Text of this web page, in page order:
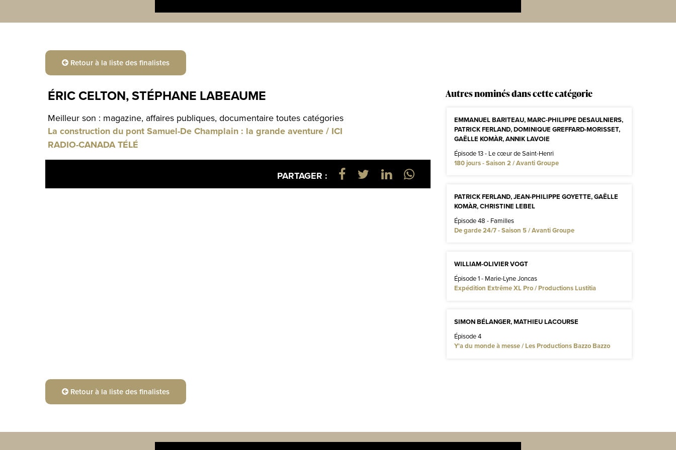
Retour à la liste des finalistes
ÉRIC CELTON, STÉPHANE LABEAUME
Meilleur son : magazine, affaires publiques, documentaire toutes catégories
La construction du pont Samuel-De Champlain : la grande aventure / ICI
RADIO-CANADA TÉLÉ
PARTAGER :
Autres nominés dans cette catégorie
EMMANUEL BARITEAU, MARC-PHILIPPE DESAULNIERS,
PATRICK FERLAND, DOMINIQUE GREFFARD-MORISSET,
GAËLLE KOMÀR, ANNIK LAVOIE
Épisode 13 - Le cœur de Saint-Henri
180 jours - Saison 2 / Avanti Groupe
PATRICK FERLAND, JEAN-PHILIPPE GOYETTE, GAËLLE
KOMÀR, CHRISTINE LEBEL
Épisode 48 - Familles
De garde 24/7 - Saison 5 / Avanti Groupe
WILLIAM-OLIVIER VOGT
Épisode 1 - Marie-Lyne Joncas
Expédition Extrême XL Pro / Productions Lustitia
SIMON BÉLANGER, MATHIEU LACOURSE
Épisode 4
Y'a du monde à messe / Les Productions Bazzo Bazzo
Retour à la liste des finalistes